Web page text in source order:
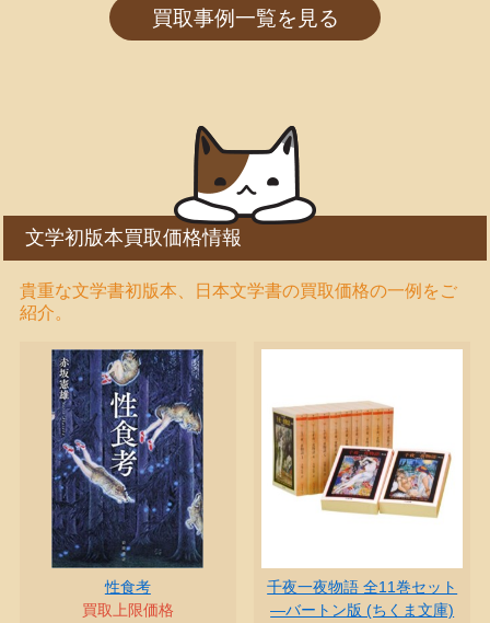
買取事例一覧を見る
文学初版本買取価格情報
貴重な文学書初版本、日本文学書の買取価格の一例をご
紹介。
性食考
買取上限価格
千夜一夜物語 全11巻セット
―バートン版 (ちくま文庫)